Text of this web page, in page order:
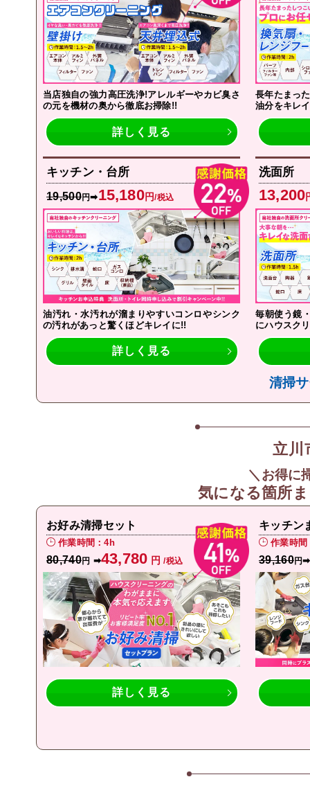
当店独自の強力高圧洗浄!アレルギーやカビ臭さ
の元を機材の奥から徹底お掃除!!
詳しく見る
長年たまっ
油分をキレ
キッチン・台所
19,500円➡15,180円/税込
油汚れ・水汚れが溜まりやすいコンロやシンク
の汚れがあっと驚くほどキレイに!!
詳しく見る
洗面所
13,200
毎朝使う鏡
にハウスク
清掃
立川
＼お得に
気になる箇所
お好み清掃セット
作業時間：4h
80,740円 ➡43,780 円 /税込
詳しく見る
キッチン
作業時間
39,160円➡